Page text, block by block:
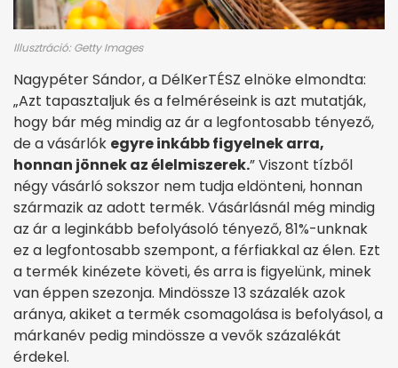
Illusztráció: Getty Images
Nagypéter Sándor, a DélKerTÉSZ elnöke elmondta:
„Azt tapasztaljuk és a felméréseink is azt mutatják,
hogy bár még mindig az ár a legfontosabb tényező,
de a vásárlók egyre inkább figyelnek arra,
honnan jönnek az élelmiszerek.” Viszont tízből
négy vásárló sokszor nem tudja eldönteni, honnan
származik az adott termék. Vásárlásnál még mindig
az ár a leginkább befolyásoló tényező, 81%-unknak
ez a legfontosabb szempont, a férfiakkal az élen. Ezt
a termék kinézete követi, és arra is figyelünk, minek
van éppen szezonja. Mindössze 13 százalék azok
aránya, akiket a termék csomagolása is befolyásol, a
márkanév pedig mindössze a vevők százalékát
érdekel.